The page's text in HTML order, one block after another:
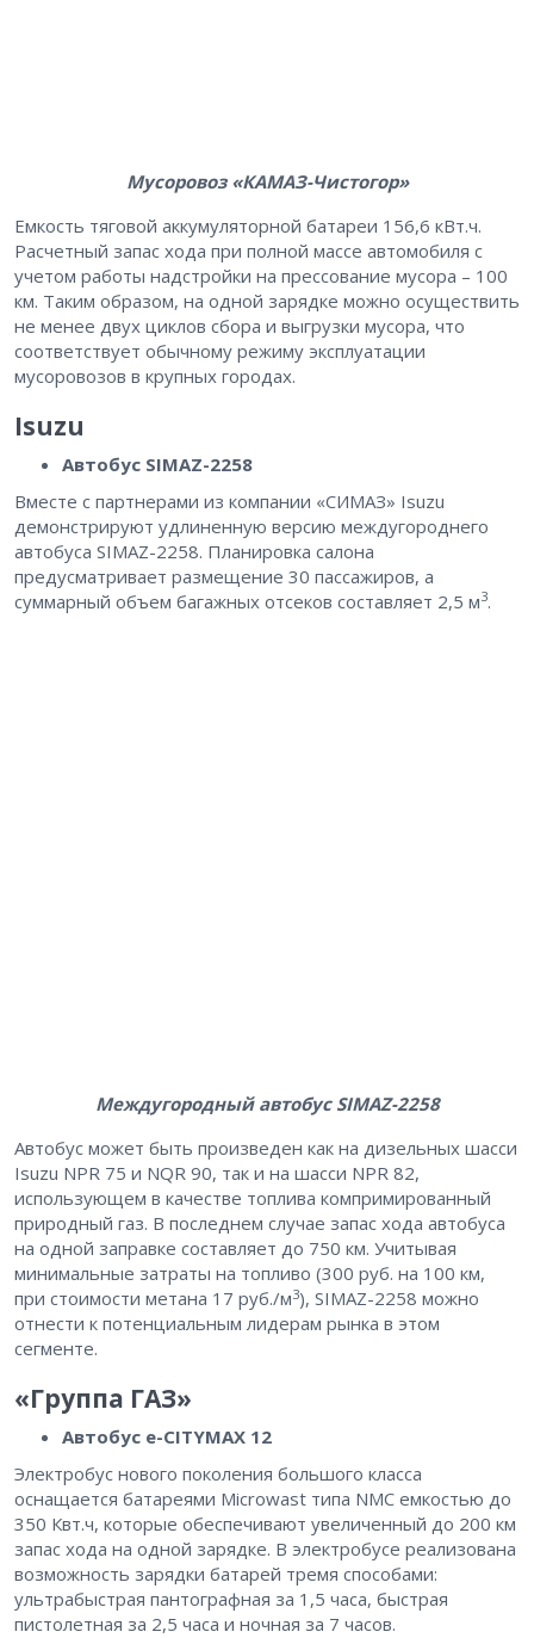
Мусоровоз «КАМАЗ-Чистогор»
Емкость тяговой аккумуляторной батареи 156,6 кВт.ч.
Расчетный запас хода при полной массе автомобиля с
учетом работы надстройки на прессование мусора – 100
км. Таким образом, на одной зарядке можно осуществить
не менее двух циклов сбора и выгрузки мусора, что
соответствует обычному режиму эксплуатации
мусоровозов в крупных городах.
Isuzu
Автобус SIMAZ-2258
Вместе с партнерами из компании «СИМАЗ» Isuzu
демонстрируют удлиненную версию междугороднего
автобуса SIMAZ-2258. Планировка салона
предусматривает размещение 30 пассажиров, а
суммарный объем багажных отсеков составляет 2,5 м3.
Междугородный автобус SIMAZ-2258
Автобус может быть произведен как на дизельных шасси
Isuzu NPR 75 и NQR 90, так и на шасси NPR 82,
использующем в качестве топлива компримированный
природный газ. В последнем случае запас хода автобуса
на одной заправке составляет до 750 км. Учитывая
минимальные затраты на топливо (300 руб. на 100 км,
при стоимости метана 17 руб./м3), SIMAZ-2258 можно
отнести к потенциальным лидерам рынка в этом
сегменте.
«Группа ГАЗ»
Автобус e-CITYMAX 12
Электробус нового поколения большого класса
оснащается батареями Microwast типа NMC емкостью до
350 Квт.ч, которые обеспечивают увеличенный до 200 км
запас хода на одной зарядке. В электробусе реализована
возможность зарядки батарей тремя способами:
ультрабыстрая пантографная за 1,5 часа, быстрая
пистолетная за 2,5 часа и ночная за 7 часов.